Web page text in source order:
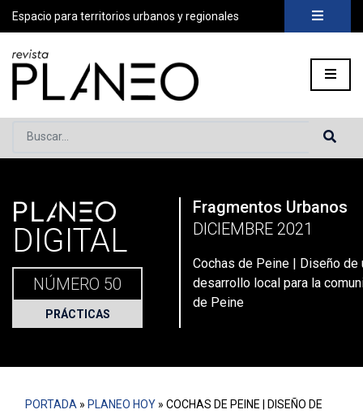
Espacio para territorios urbanos y regionales
Buscar...
Portada» Planeo Hoy Cochas de Peine | Diseño de un
PLANEO
DIGITAL
NÚMERO 50
PRÁCTICAS
Fragmentos Urbanos
DICIEMBRE 2021
Cochas de Peine | Diseño de
desarrollo local para la
de Peine
PORTADA » PLANEO HOY » COCHAS DE PEINE | DISEÑO DE